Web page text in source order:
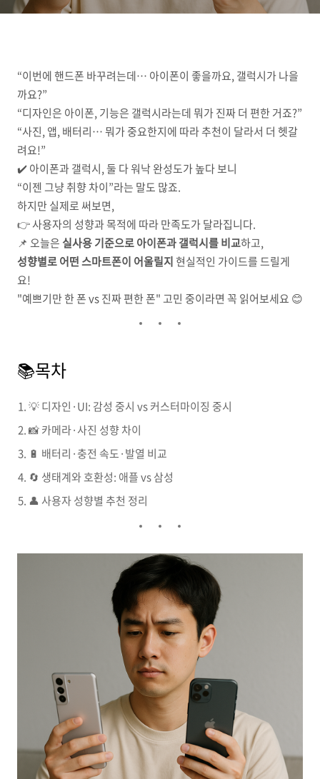
“이번에 핸드폰 바꾸려는데… 아이폰이 좋을까요, 갤럭시가 나을
까요?”
“디자인은 아이폰, 기능은 갤럭시라는데 뭐가 진짜 더 편한 거죠?”
“사진, 앱, 배터리… 뭐가 중요한지에 따라 추천이 달라서 더 헷갈
려요!”
✔️ 아이폰과 갤럭시, 둘 다 워낙 완성도가 높다 보니
“이젠 그냥 취향 차이”라는 말도 많죠.
하지만 실제로 써보면,
👉 사용자의 성향과 목적에 따라 만족도가 달라집니다.
📌 오늘은 실사용 기준으로 아이폰과 갤럭시를 비교하고,
성향별로 어떤 스마트폰이 어울릴지현실적인 가이드를 드릴게
요!
"예쁘기만 한 폰 vs 진짜 편한 폰" 고민 중이라면 꼭 읽어보세요 😊
📚목차
💡 디자인·UI: 감성 중시 vs 커스터마이징 중시
📸 카메라·사진 성향 차이
🔋 배터리·충전 속도·발열 비교
🔄 생태계와 호환성: 애플 vs 삼성
👤 사용자 성향별 추천 정리